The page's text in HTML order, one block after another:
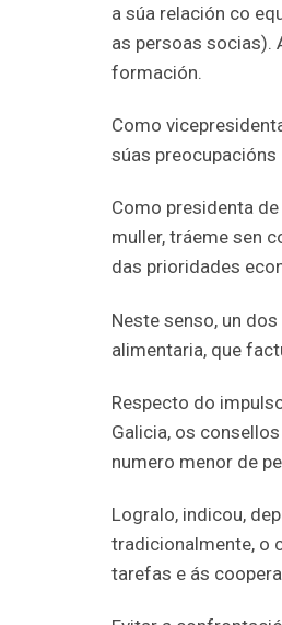
a súa relación co
as persoas socias).
formación.
Como
súas preocupacións
Como presidenta
muller, tráeme sen
das prioridades
Neste senso, un
alimentaria, que
Respecto do
Galicia, os
numero menor de
Logralo, indicou,
tradicionalmente, o
tarefas e ás